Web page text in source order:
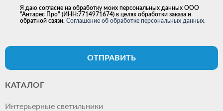
Я даю согласие на обработку моих персональных данных ООО
"Антарес Про" (ИНН:7714971674) в целях обработки заказа и
обратной связи. Соглашение об обработке персональных данных.
ОТПРАВИТЬ
КАТАЛОГ
Интерьерные светильники